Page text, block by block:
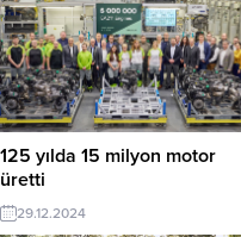
125 yılda 15 milyon motor
üretti
29.12.2024